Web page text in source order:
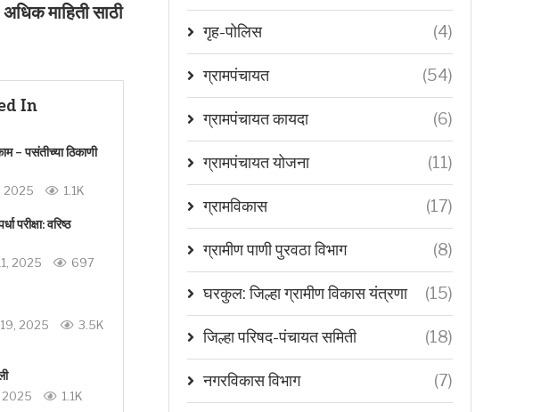
अधिक माहिती साठी
In
– पसंतीच्या ठिकाणी
2025 1.1K
परीक्षा: वरिष्ठ
2025 697
2025 3.5K
2025 1.1K
गृह-पोलिस (4)
ग्रामपंचायत (54)
ग्रामपंचायत कायदा (6)
ग्रामपंचायत योजना (11)
ग्रामविकास (17)
ग्रामीण पाणी पुरवठा विभाग (8)
घरकुल: जिल्हा ग्रामीण विकास यंत्रणा (15)
जिल्हा परिषद-पंचायत समिती (18)
नगरविकास विभाग (7)